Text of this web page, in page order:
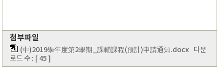
첨부파일
(中)2019學年度第2學期_課輔課程(預計)申請通知.docx 다운
로드 수 : [ 45 ]